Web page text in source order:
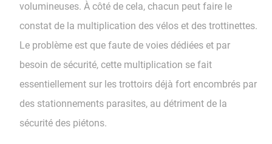
volumineuses. À côté de cela, chacun peut faire le
constat de la multiplication des vélos et des trottinettes.
Le problème est que faute de voies dédiées et par
besoin de sécurité, cette multiplication se fait
essentiellement sur les trottoirs déjà fort encombrés par
des stationnements parasites, au détriment de la
sécurité des piétons.